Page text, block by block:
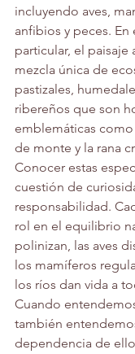
incluyendo aves,
anfibios y peces. En
particular, el paisaje
mezcla única de
pastizales,
ribereños que son
emblemáticas
de monte y la rana
Conocer estas
cuestión de
responsabilidad.
rol en el equilibrio
polinizan, las aves
los mamíferos
los ríos dan vida a
Cuando
también
dependencia de